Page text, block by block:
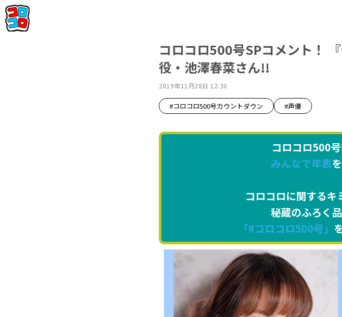
コロコロ500号SPコメント！
役・池澤春菜さん!!
2019年11月28日 12:30
#コロコロ500号カウントダウン #声優
コロコロ500
みんなで年表
コロコロに関するキ
秘蔵のふろく
「#コロコロ500号」